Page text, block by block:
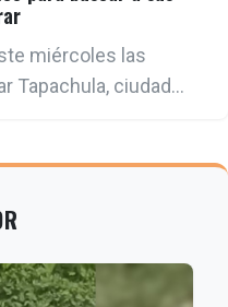
miércoles las
Tapachula, ciudad
de personas
hacia otros